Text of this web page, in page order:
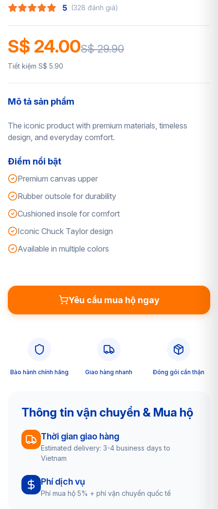
5 (328 đánh giá)
S$ 24.00S$ 29.90
Tiết kiệm S$ 5.90
Mô tả sản phẩm
The iconic product with premium materials, timeless
design, and everyday comfort.
Điểm nổi bật
Premium canvas upper
Rubber outsole for durability
Cushioned insole for comfort
Iconic Chuck Taylor design
Available in multiple colors
Yêu cầu mua hộ ngay
Bảo hành chính hãng Giao hàng nhanh Đóng gói cẩn thận
Thông tin vận chuyển & Mua hộ
Thời gian giao hàng
Estimated delivery: 3-4 business days to
Vietnam
Phí dịch vụ
Phí mua hộ 5% + phí vận chuyển quốc tế